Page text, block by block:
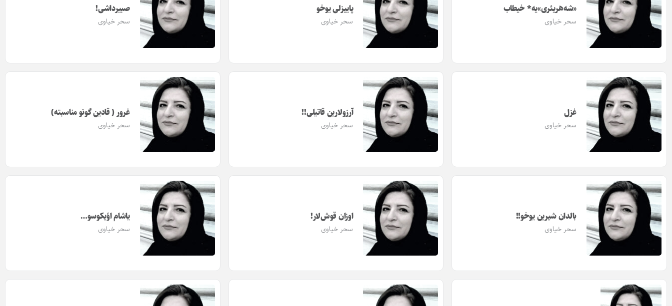
«شه‌هر‌یئری»‌یه* خیطاب
سحر خیاوی
پاییزلی یوخو
سحر خیاوی
صبیرداشی!
سحر خیاوی
غزل
سحر خیاوی
آرزولارین قاتیلی!!
سحر خیاوی
غرور ( قادین گونو مناسبته)
سحر خیاوی
بالدان شیرین یوخو!!
سحر خیاوی
اوزان قوش‌‌لار!
سحر خیاوی
یاشام اؤیکوسو…
سحر خیاوی